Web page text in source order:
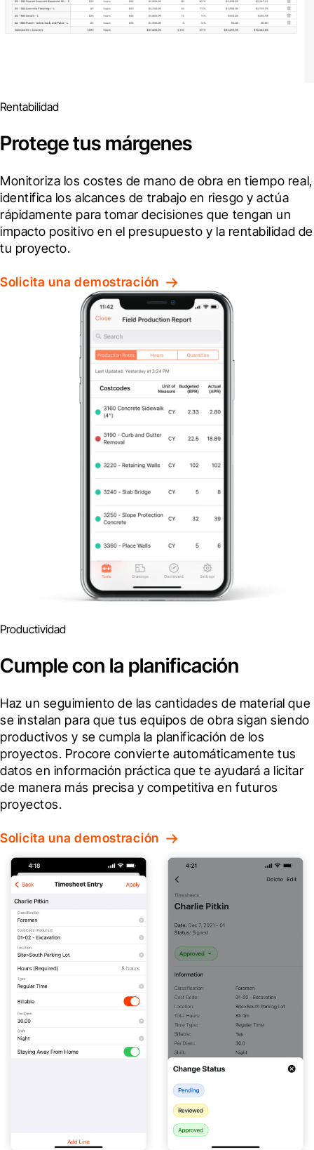
Rentabilidad
Protege tus márgenes
Monitoriza los costes de mano de obra en tiempo real,
identifica los alcances de trabajo en riesgo y actúa
rápidamente para tomar decisiones que tengan un
impacto positivo en el presupuesto y la rentabilidad de
tu proyecto.
Solicita una demostración
Productividad
Cumple con la planificación
Haz un seguimiento de las cantidades de material que
se instalan para que tus equipos de obra sigan siendo
productivos y se cumpla la planificación de los
proyectos. Procore convierte automáticamente tus
datos en información práctica que te ayudará a licitar
de manera más precisa y competitiva en futuros
proyectos.
Solicita una demostración